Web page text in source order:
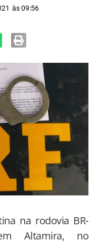
às 09:56
na rodovia BR-
Altamira, no